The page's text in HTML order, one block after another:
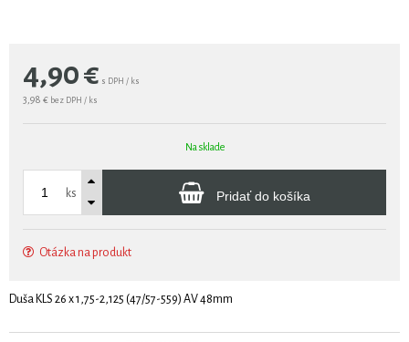
4,90€ s DPH / ks
3,98 € bez DPH / ks
Na sklade
ks Pridať do košíka
Otázka na produkt
Duša KLS 26 x 1,75-2,125 (47/57-559) AV 48mm